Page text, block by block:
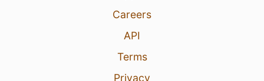
Careers
API
Terms
Privacy